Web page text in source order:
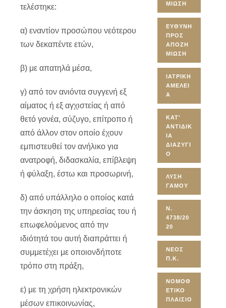
τελέστηκε:
α) εναντίον προσώπου νεότερου
των δεκαπέντε ετών,
β) με απατηλά μέσα,
γ) από τον ανιόντα συγγενή εξ
αίματος ή εξ αγχιστείας ή από
θετό γονέα, σύζυγο, επίτροπο ή
από άλλον στον οποίο έχουν
εμπιστευθεί τον ανήλικο για
ανατροφή, διδασκαλία, επίβλεψη
ή φύλαξη, έστω και προσωρινή,
δ) από υπάλληλο ο οποίος κατά
την άσκηση της υπηρεσίας του ή
επωφελούμενος από την
ιδιότητά του αυτή διαπράττει ή
συμμετέχει με οποιονδήποτε
τρόπο στη πράξη,
ε) με τη χρήση ηλεκτρονικών
μέσων επικοινωνίας,
ΜΊΩΣΗ
ΕΥΘΎΝΗ
ΠΡΟΣ
ΑΠΟΖΗ
ΜΊΩΣΗ
ΙΑΤΡΙΚΉ
ΑΜΈΛΕΙ
Α
ΚΑΤ'
ΑΝΤΙΔΙΚ
ΊΑ
ΔΙΑΖΎΓΙ
Ο
ΛΎΣΗ
ΓΆΜΟΥ
Ν.
4738/20
20
ΝΈΟΣ
Π.Κ.
ΝΟΜΟΘ
ΕΤΙΚΌ
ΠΛΑΊΣΙΟ